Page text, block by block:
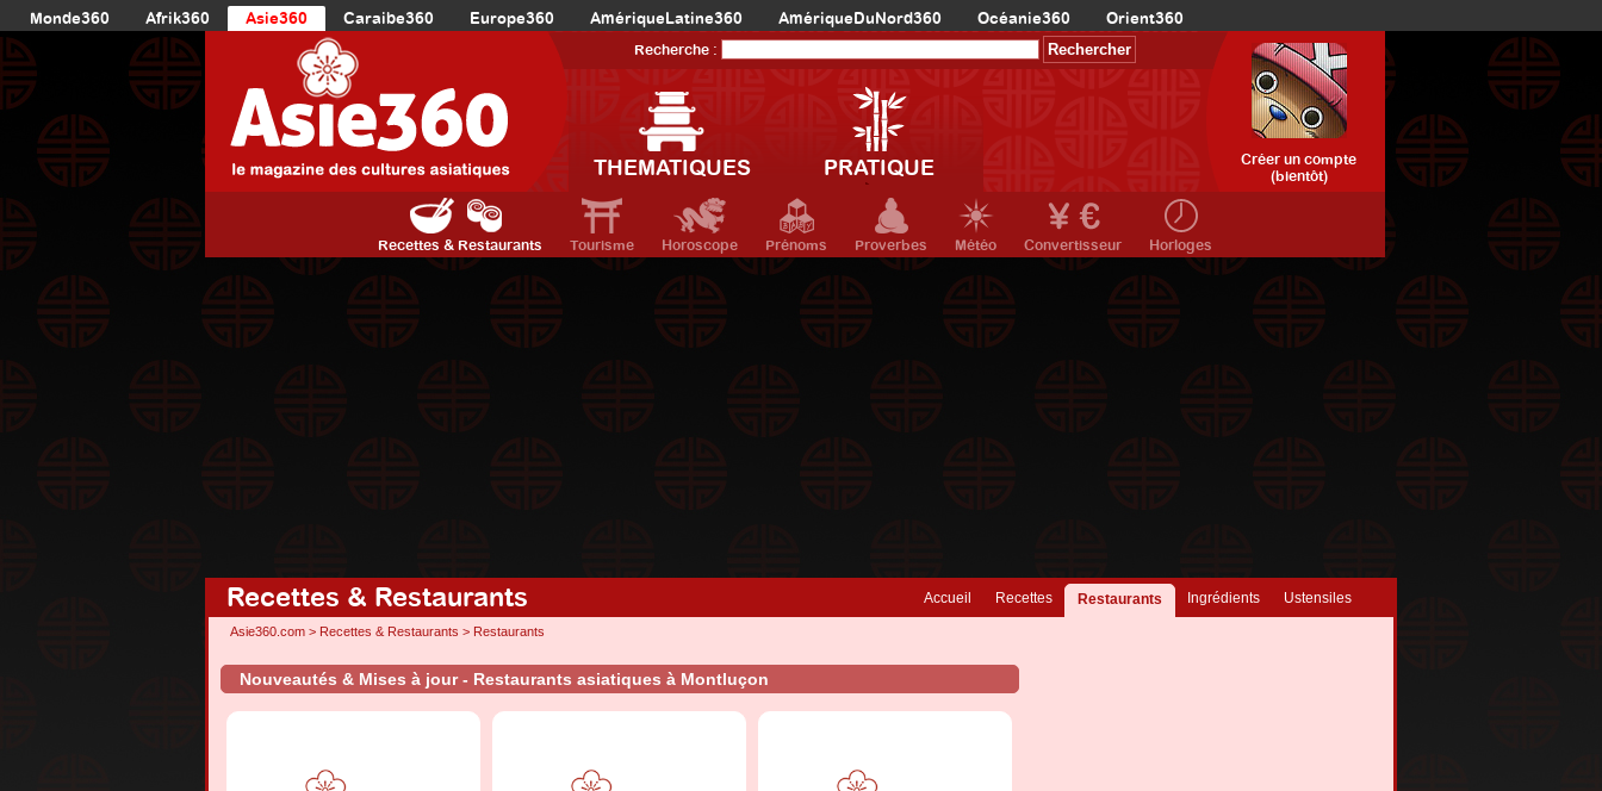
Monde360 Afrik360 Asie360 Caraibe360 Europe360 AmériqueLatine360 AmériqueDuNord360 Océanie360 Orient360
Recherche :
THEMATIQUES PRATIQUE
Créer un compte
(bientôt)
Recettes & Restaurants Tourisme Horoscope Prénoms Proverbes Météo Convertisseur Horloges
Recettes & Restaurants Ustensiles
Ingrédients
Restaurants
Recettes
Accueil
Asie360.com > Recettes & Restaurants > Restaurants
Nouveautés & Mises à jour - Restaurants asiatiques à Montluçon